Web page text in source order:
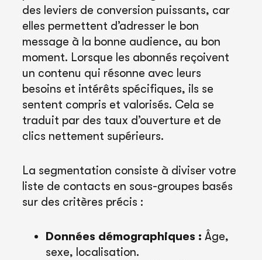
des leviers de conversion puissants, car
elles permettent d’adresser le bon
message à la bonne audience, au bon
moment. Lorsque les abonnés reçoivent
un contenu qui résonne avec leurs
besoins et intérêts spécifiques, ils se
sentent compris et valorisés. Cela se
traduit par des taux d’ouverture et de
clics nettement supérieurs.
La segmentation consiste à diviser votre
liste de contacts en sous-groupes basés
sur des critères précis :
Données démographiques : Âge,
sexe, localisation.